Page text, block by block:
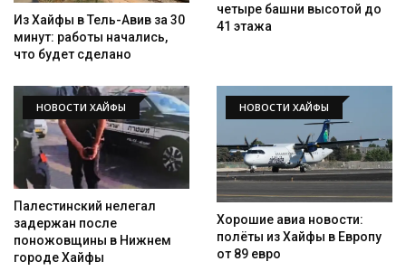
Из Хайфы в Тель-Авив за 30
минут: работы начались,
что будет сделано
четыре башни высотой до
41 этажа
НОВОСТИ ХАЙФЫ
Палестинский нелегал
задержан после
поножовщины в Нижнем
городе Хайфы
НОВОСТИ ХАЙФЫ
Хорошие авиа новости:
полёты из Хайфы в Европу
от 89 евро